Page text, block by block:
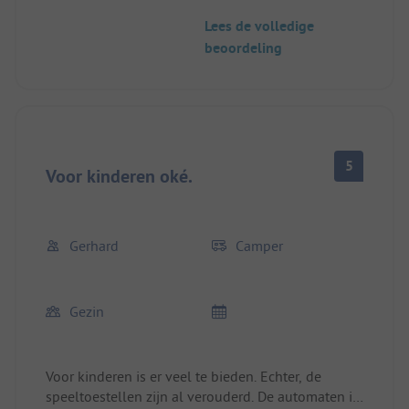
eigentijds onderhouden - personeel in het
restaurant is echter wel heel vriendelijk.
Lees de volledige
beoordeling
Voor kinderen oké. 5
Gerhard Camper
Gezin
Voor kinderen is er veel te bieden. Echter, de
speeltoestellen zijn al verouderd. De automaten in